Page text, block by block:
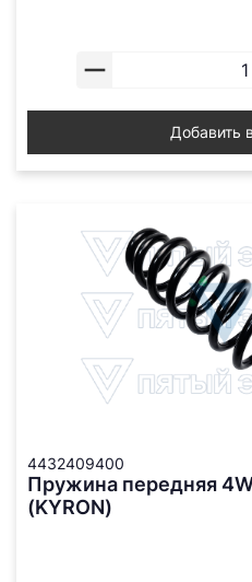
Добавить
4432409400
Пружина передняя
(KYRON)